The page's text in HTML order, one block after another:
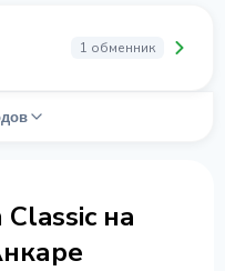
1 обменник
на